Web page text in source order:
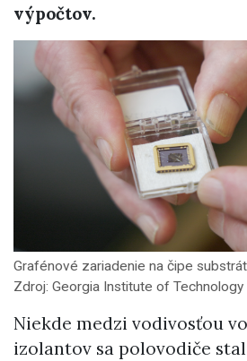
výpočtov.
Grafénové zariadenie na čipe
Zdroj: Georgia Institute of Technology
Niekde medzi vodivosťou
izolantov sa polovodiče